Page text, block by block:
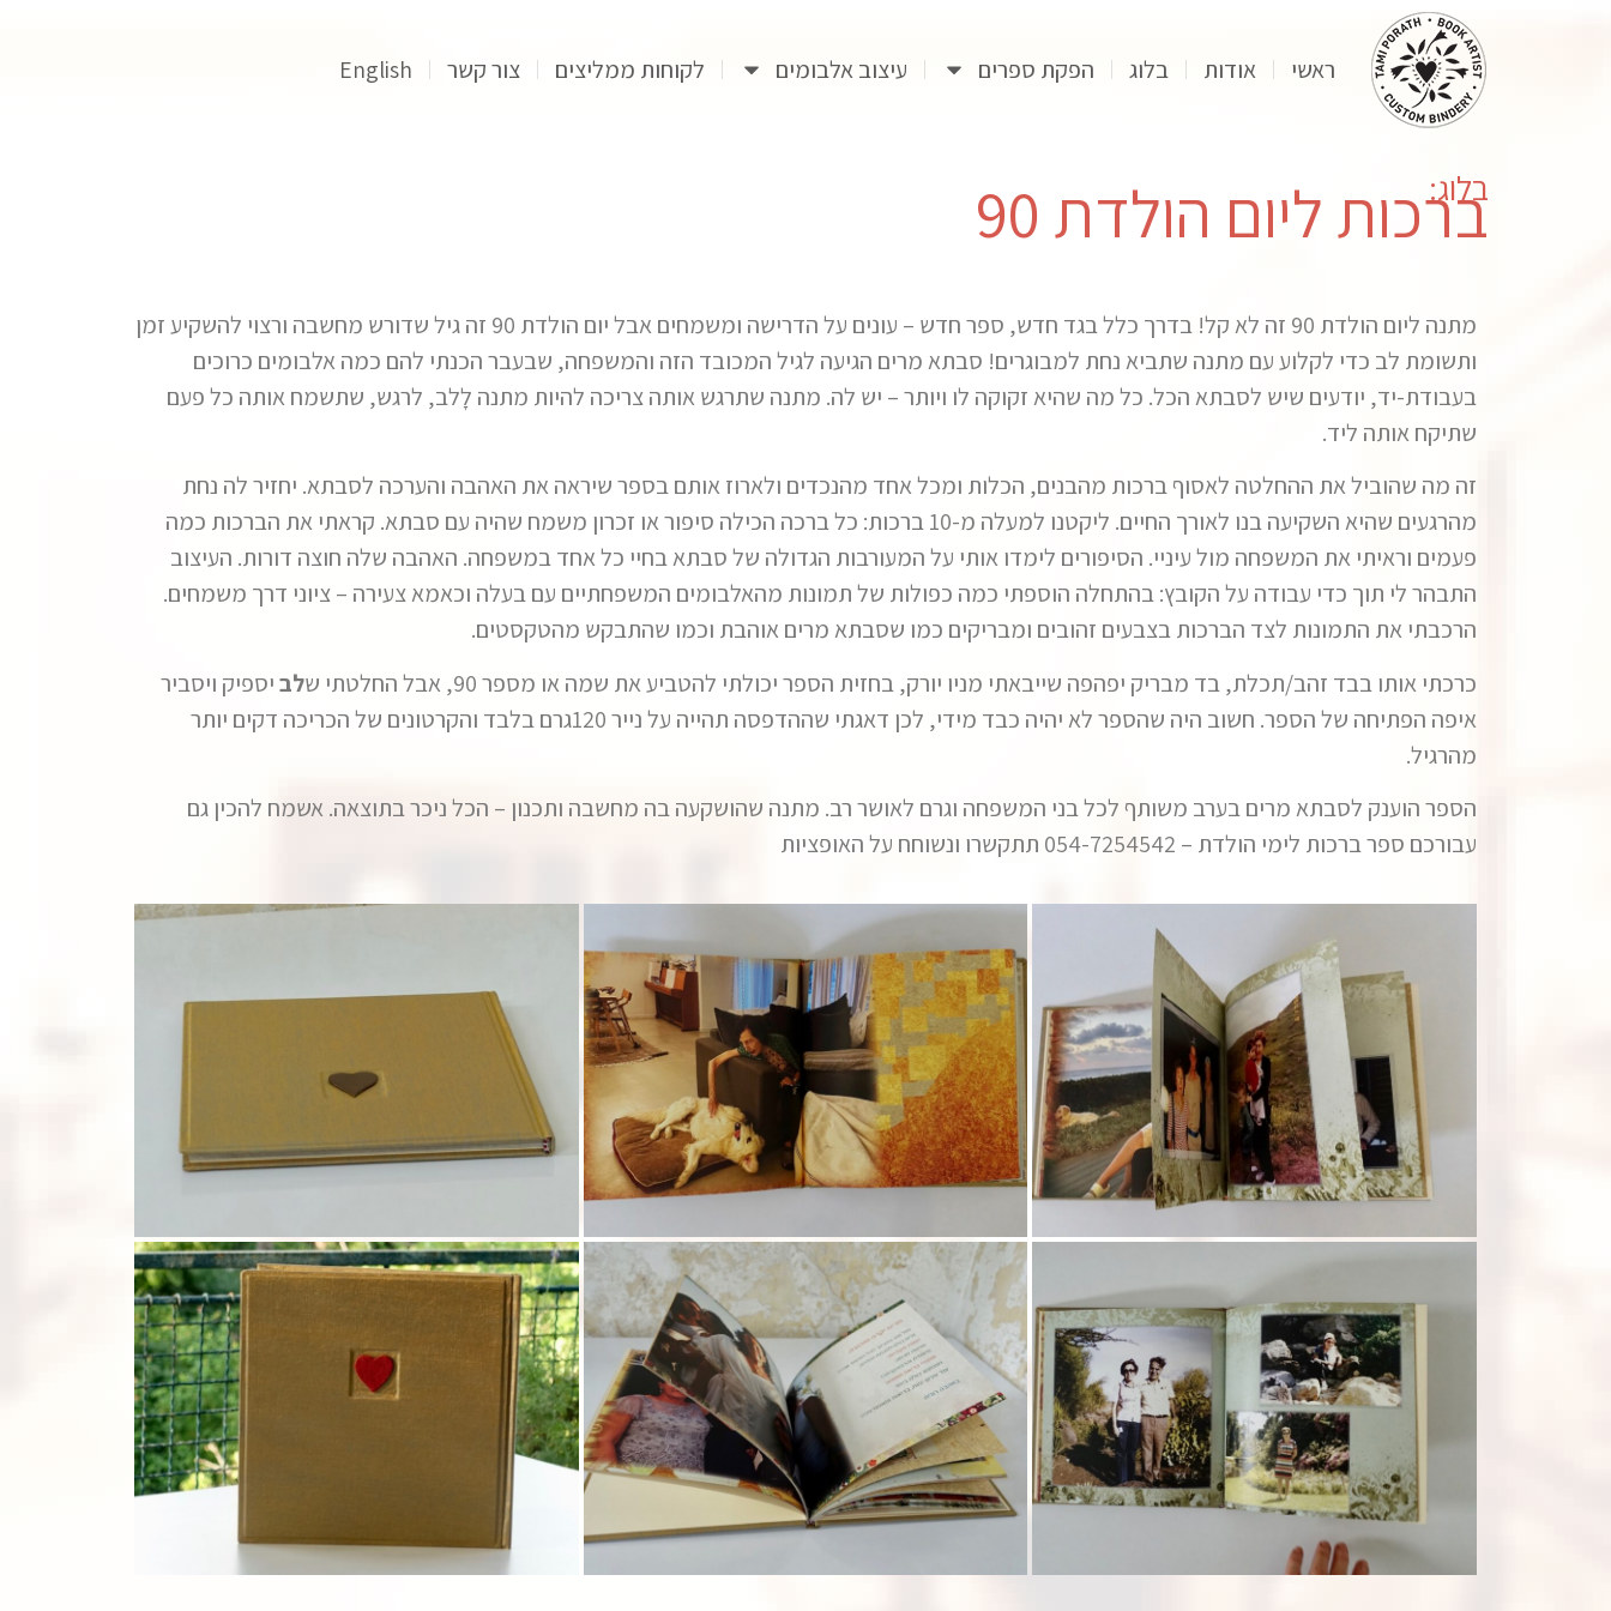
ראשי אודות בלוג הפקת ספרים עיצוב אלבומים לקוחות ממליצים צור קשר English
בלוג:
ברכות ליום הולדת 90
מתנה ליום הולדת 90 זה לא קל! בדרך כלל בגד חדש, ספר חדש – עונים על הדרישה ומשמחים אבל יום הולדת 90 זה גיל שדורש מחשבה ורצוי להשקיע זמן
ותשומת לב כדי לקלוע עם מתנה שתביא נחת למבוגרים! סבתא מרים הגיעה לגיל המכובד הזה והמשפחה, שבעבר הכנתי להם כמה אלבומים כרוכים
בעבודת-יד, יודעים שיש לסבתא הכל. כל מה שהיא זקוקה לו ויותר – יש לה. מתנה שתרגש אותה צריכה להיות מתנה לָלב, לרגש, שתשמח אותה כל פעם
שתיקח אותה ליד.
זה מה שהוביל את ההחלטה לאסוף ברכות מהבנים, הכלות ומכל אחד מהנכדים ולארוז אותם בספר שיראה את האהבה והערכה לסבתא. יחזיר לה נחת
מהרגעים שהיא השקיעה בנו לאורך החיים. ליקטנו למעלה מ-10 ברכות: כל ברכה הכילה סיפור או זכרון משמח שהיה עם סבתא. קראתי את הברכות כמה
פעמים וראיתי את המשפחה מול עיניי. הסיפורים לימדו אותי על המעורבות הגדולה של סבתא בחיי כל אחד במשפחה. האהבה שלה חוצה דורות. העיצוב
התבהר לי תוך כדי עבודה על הקובץ: בהתחלה הוספתי כמה כפולות של תמונות מהאלבומים המשפחתיים עם בעלה וכאמא צעירה – ציוני דרך משמחים.
הרכבתי את התמונות לצד הברכות בצבעים זהובים ומבריקים כמו שסבתא מרים אוהבת וכמו שהתבקש מהטקסטים.
כרכתי אותו בבד זהב/תכלת, בד מבריק יפהפה שייבאתי מניו יורק, בחזית הספר יכולתי להטביע את שמה או מספר 90, אבל החלטתי ש
לביספיק ויסביר
איפה הפתיחה של הספר. חשוב היה שהספר לא יהיה כבד מידי, לכן דאגתי שההדפסה תהייה על נייר 120גרם בלבד והקרטונים של הכריכה דקים יותר
מהרגיל.
הספר הוענק לסבתא מרים בערב משותף לכל בני המשפחה וגרם לאושר רב. מתנה שהושקעה בה מחשבה ותכנון – הכל ניכר בתוצאה. אשמח להכין גם
עבורכם ספר ברכות לימי הולדת – 054-7254542 תתקשרו ונשוחח על האופציות